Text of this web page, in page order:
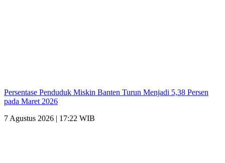
Persentase Penduduk Miskin Banten Turun Menjadi 5,38 Persen
pada Maret 2026
7 Agustus 2026 | 17:22 WIB